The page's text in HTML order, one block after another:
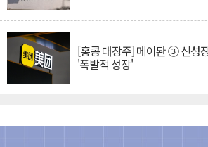
[홍콩 대장주] 메이퇀 ③ 신성
'폭발적 성장'